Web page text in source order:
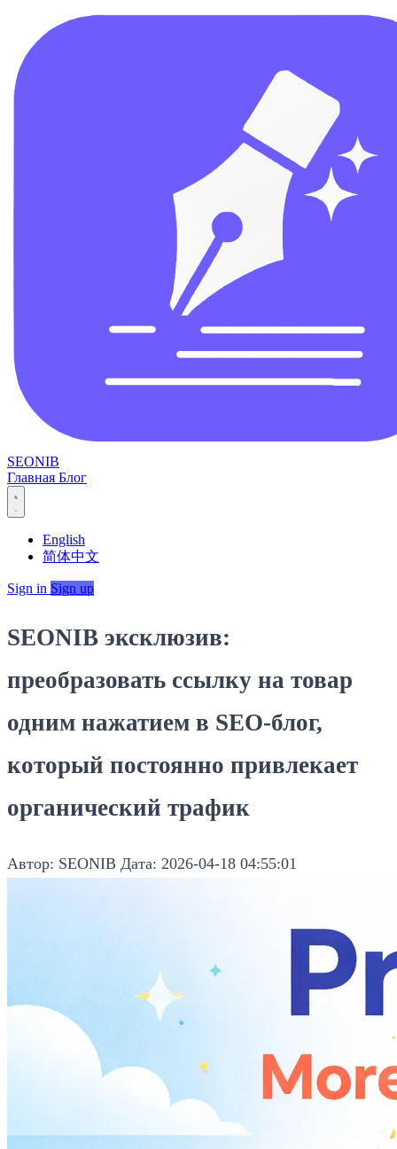
SEONIB
Главная Блог
English
简体中文
Sign in Sign up
SEONIB эксклюзив:
преобразовать ссылку на товар
одним нажатием в SEO‑блог,
который постоянно привлекает
органический трафик
Автор: SEONIB Дата: 2026-04-18 04:55:01